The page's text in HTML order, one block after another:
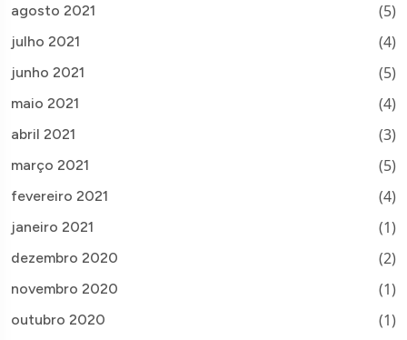
agosto 2021 (5)
julho 2021 (4)
junho 2021 (5)
maio 2021 (4)
abril 2021 (3)
março 2021 (5)
fevereiro 2021 (4)
janeiro 2021 (1)
dezembro 2020 (2)
novembro 2020 (1)
outubro 2020 (1)